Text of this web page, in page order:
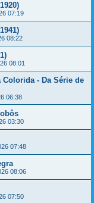
07:19
08:22
08:01
Colorida - Da Série de
06:38
03:30
07:48
08:06
07:50